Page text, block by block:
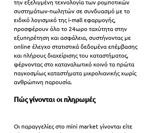
την εξελιγμένη τεχνολογία των ρομποτικών
συστημάτων-πωλητών σε συνδυασμό με το
ειδικό λογισμικό της i-mall εφαρμογής,
προσφέρουν όλο το 24ωρο ταχύτητα στην
εξυπηρέτηση και ασφάλεια, συστήνοντας με
online έλεγχο στατιστικά δεδομένα επέμβασης
και πλήρους διαχείρισης του καταστήματος,
φέρνοντας στο καταναλωτικό κοινό τα πρώτα
παγκοσμίως καταστήματα μικρολιανικής χωρίς
ανθρώπινη παρουσία.
Πώς γίνονται οι πληρωμές
Οι παραγγελίες στο mini market γίνονται είτε